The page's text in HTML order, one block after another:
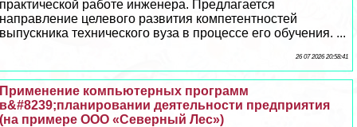
пpaктической работе инженера. Предлагается
направление целевого развития компетентностей
выпускника технического вуза в процессе его обучения. ...
26 07 2026 20:58:41
Применение компьютерных программ
в&#8239;планировании деятельности предприятия
(на примере ООО «Северный Лес»)